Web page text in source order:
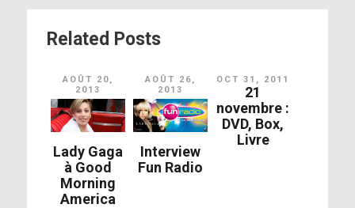
Related Posts
AOÛT 20,
2013
Lady Gaga
à Good
Morning
America
AOÛT 26,
2013
Interview
Fun Radio
OCT 31, 2011
21
novembre :
DVD, Box,
Livre